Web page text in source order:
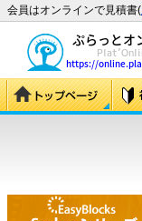
会員はオンラインで見積書(